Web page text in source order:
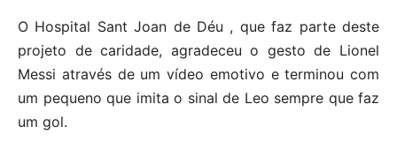
O Hospital Sant Joan de Déu , que faz parte deste
projeto de caridade, agradeceu o gesto de Lionel
Messi através de um vídeo emotivo e terminou com
um pequeno que imita o sinal de Leo sempre que faz
um gol.